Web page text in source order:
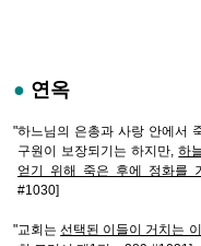
● 연옥
"하느님의 은총과 사랑 안에서
구원이 보장되기는 하지만,하
얻기 위해 죽은 후에 정화를
#1030]
"교회는선택된 이들이 거치는